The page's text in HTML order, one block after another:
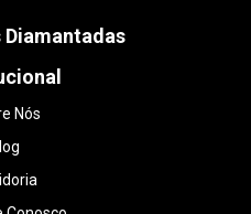
Nós